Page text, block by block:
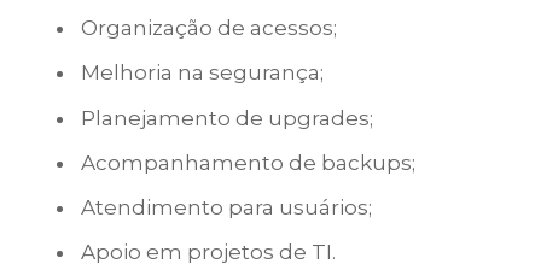
Organização de acessos;
Melhoria na segurança;
Planejamento de upgrades;
Acompanhamento de backups;
Atendimento para usuários;
Apoio em projetos de TI.